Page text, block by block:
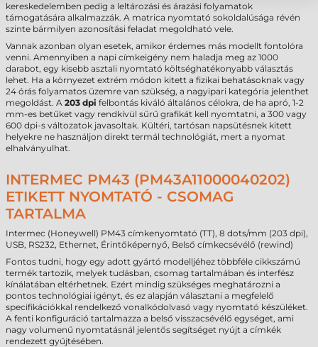
kereskedelemben pedig a leltározási és árazási folyamatok
támogatására alkalmazzák. A matrica nyomtató sokoldalúsága révén
szinte bármilyen azonosítási feladat megoldható vele.
Vannak azonban olyan esetek, amikor érdemes más modellt fontolóra
venni. Amennyiben a napi címkeigény nem haladja meg az 1000
darabot, egy kisebb asztali nyomtató költséghatékonyabb választás
lehet. Ha a környezet extrém módon kitett a fizikai behatásoknak vagy
24 órás folyamatos üzemre van szükség, a nagyipari kategória jelenthet
megoldást. A 203 dpi felbontás kiváló általános célokra, de ha apró, 1-2
mm-es betűket vagy rendkívül sűrű grafikát kell nyomtatni, a 300 vagy
600 dpi-s változatok javasoltak. Kültéri, tartósan napsütésnek kitett
helyekre ne használjon direkt termál technológiát, mert a nyomat
elhalványulhat.
INTERMEC PM43 (PM43A11000040202)
ETIKETT NYOMTATÓ - CSOMAG
TARTALMA
Intermec (Honeywell) PM43 címkenyomtató (TT), 8 dots/mm (203 dpi),
USB, RS232, Ethernet, Érintőképernyő, Belső címkecsévélő (rewind)
Fontos tudni, hogy egy adott gyártó modelljéhez többféle cikkszámú
termék tartozik, melyek tudásban, csomag tartalmában és interfész
kínálatában eltérhetnek. Ezért mindig szükséges meghatározni a
pontos technológiai igényt, és ez alapján választani a megfelelő
specifikációkkal rendelkező vonalkódolvasó vagy nyomtató készüléket.
A fenti konfiguráció tartalmazza a belső visszacsévélő egységet, ami
nagy volumenű nyomtatásnál jelentős segítséget nyújt a címkék
rendezett gyűjtésében.